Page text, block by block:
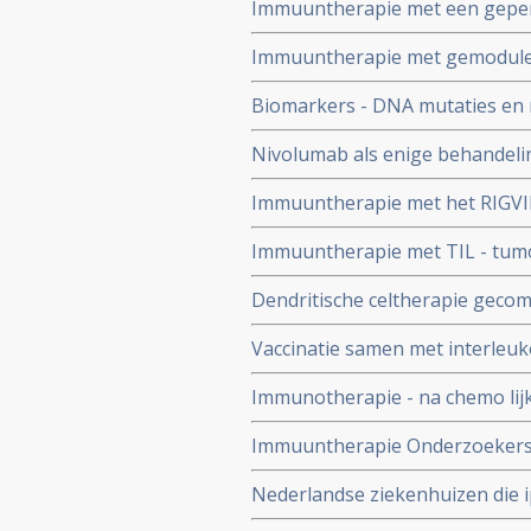
Immuuntherapie met een
operabele
remissie copy 1
Immuuntherapie met
Anthonie van Leeuwenhoek
Biomarkers - DNA mutaties
immuuntherapie bij
immuuntherapie ook zinvol
Nivolumab als enige
voorbehandelde
Immuuntherapie met het
geeft 35 procent meer
behandeling copy 1
Immuuntherapie met TIL -
deelnemers voor jarenlange
copy 1
Dendritische celtherapie
6 tot 13 maanden) van
Vaccinatie samen met
melanoompatienten in
Immunotherapie - na chemo
Immuuntherapie
resultaten uit een
naar de effecten van een
Nederlandse ziekenhuizen
voorschrijven voor